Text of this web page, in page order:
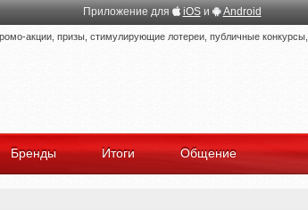
Приложение для iOSи Android
акции, призы, стимулирующие лотереи, публичные
Бренды Итоги Общение